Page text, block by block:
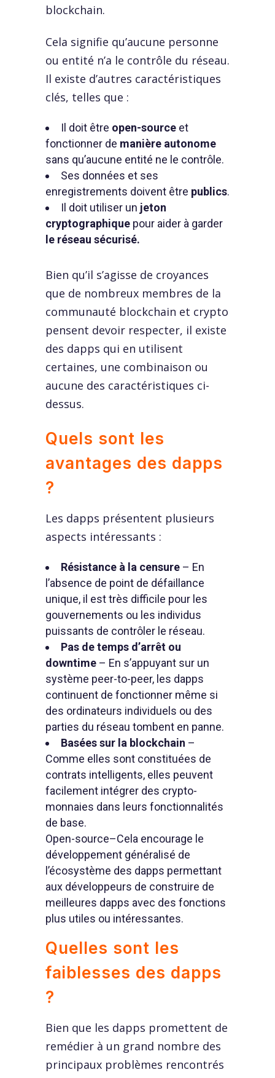
blockchain.
Cela signifie qu’aucune personne
ou entité n’a le contrôle du réseau.
Il existe d’autres caractéristiques
clés, telles que :
Il doit être open-source et
fonctionner de manière autonome
sans qu’aucune entité ne le contrôle.
Ses données et ses
enregistrements doivent être publics.
Il doit utiliser un jeton
cryptographique pour aider à garder
le réseau sécurisé.
Bien qu’il s’agisse de croyances
que de nombreux membres de la
communauté blockchain et crypto
pensent devoir respecter, il existe
des dapps qui en utilisent
certaines, une combinaison ou
aucune des caractéristiques ci-
dessus.
Quels sont les
avantages des dapps
?
Les dapps présentent plusieurs
aspects intéressants :
Résistance à la censure – En
l’absence de point de défaillance
unique, il est très difficile pour les
gouvernements ou les individus
puissants de contrôler le réseau.
Pas de temps d’arrêt ou
downtime – En s’appuyant sur un
système peer-to-peer, les dapps
continuent de fonctionner même si
des ordinateurs individuels ou des
parties du réseau tombent en panne.
Basées sur la blockchain –
Comme elles sont constituées de
contrats intelligents, elles peuvent
facilement intégrer des crypto-
monnaies dans leurs fonctionnalités
de base.
Open-source–Cela encourage le
développement généralisé de
l’écosystème des dapps permettant
aux développeurs de construire de
meilleures dapps avec des fonctions
plus utiles ou intéressantes.
Quelles sont les
faiblesses des dapps
?
Bien que les dapps promettent de
remédier à un grand nombre des
principaux problèmes rencontrés